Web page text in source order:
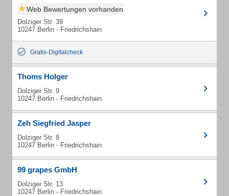
Web Bewertungen vorhanden
Dolziger Str. 39
10247 Berlin - Friedrichshain
Gratis-Digitalcheck
Thoms Holger
Dolziger Str. 9
10247 Berlin - Friedrichshain
Zeh Siegfried Jasper
Dolziger Str. 8
10247 Berlin - Friedrichshain
99 grapes GmbH
Dolziger Str. 13
10247 Berlin - Friedrichshain